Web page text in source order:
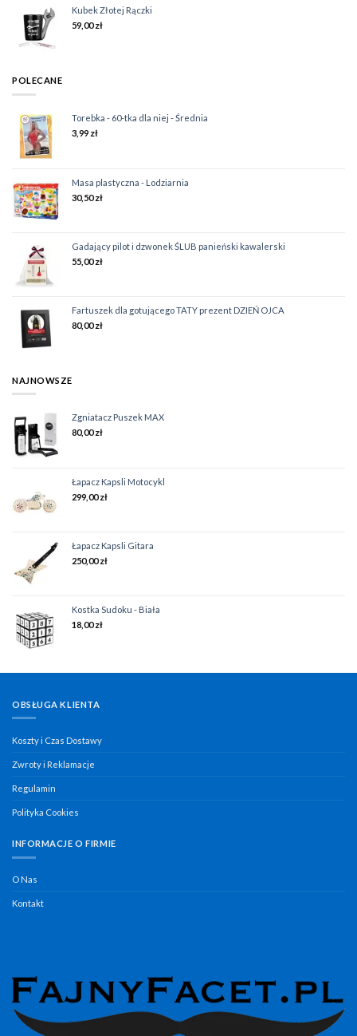
Kubek Złotej Rączki
59,00zł
POLECANE
Torebka - 60-tka dla niej - Średnia
3,99 zł
Masa plastyczna - Lodziarnia
30,50zł
Gadający pilot i dzwonek ŚLUB panieński kawalerski
55,00zł
Fartuszek dla gotującego TATY prezent DZIEŃ OJCA
80,00zł
NAJNOWSZE
Zgniatacz Puszek MAX
80,00zł
Łapacz Kapsli Motocykl
299,00zł
Łapacz Kapsli Gitara
250,00zł
Kostka Sudoku - Biała
18,00zł
OBSŁUGA KLIENTA
Koszty i Czas Dostawy
Zwroty i Reklamacje
Regulamin
Polityka Cookies
INFORMACJE O FIRMIE
O Nas
Kontakt